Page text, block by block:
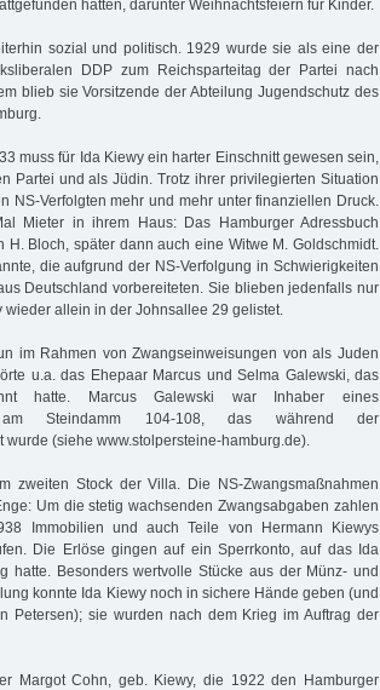
hätten, darunter Weihnachtsfeiern für Kinder.
sozial und politisch. 1929 wurde sie als eine der
DDP zum Reichsparteitag der Partei nach
blieb sie Vorsitzende der Abteilung Jugendschutz des
muss für Ida Kiewy ein harter Einschnitt gewesen sein,
Partei und als Jüdin. Trotz ihrer privilegierten Situation
NS-Verfolgten mehr und mehr unter finanziellen Druck.
Mieter in ihrem Haus: Das Hamburger Adressbuch
Bloch, später dann auch eine Witwe M. Goldschmidt.
die aufgrund der NS-Verfolgung in Schwierigkeiten
Deutschland vorbereiteten. Sie blieben jedenfalls nur
allein in der Johnsallee 29 gelistet.
im Rahmen von Zwangseinweisungen von als Juden
u.a. das Ehepaar Marcus und Selma Galewski, das
hatte. Marcus Galewski war Inhaber eines
am Steindamm 104-108, das während der
(siehe www.stolpersteine-hamburg.de).
zweiten Stock der Villa. Die NS-Zwangsmaßnahmen
Um die stetig wachsenden Zwangsabgaben zahlen
Immobilien und auch Teile von Hermann Kiewys
Die Erlöse gingen auf ein Sperrkonto, auf das Ida
hatte. Besonders wertvolle Stücke aus der Münz- und
konnte Ida Kiewy noch in sichere Hände geben (und
Petersen); sie wurden nach dem Krieg im Auftrag der
Margot Cohn, geb. Kiewy, die 1922 den Hamburger